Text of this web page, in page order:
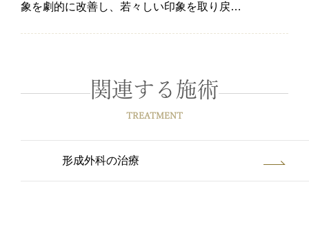
象を劇的に改善し、若々しい印象を取り戻…
関連する施術
TREATMENT
形成外科の治療